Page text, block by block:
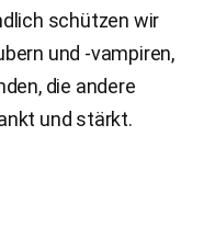
schützen wir
und -vampiren,
die andere
und stärkt.